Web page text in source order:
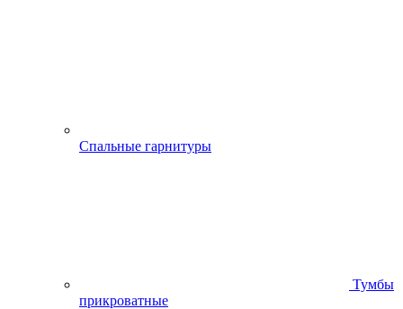
Спальные гарнитуры
Тумбы
прикроватные